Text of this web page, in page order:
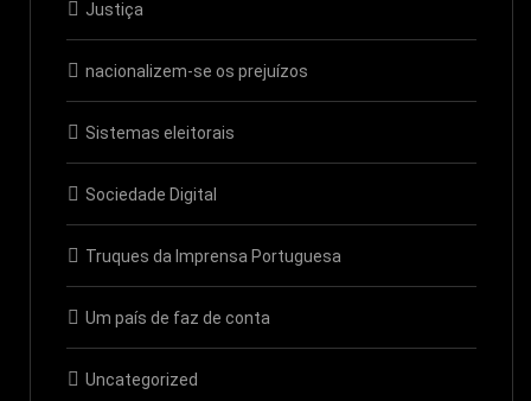
Justiça
nacionalizem-se os prejuízos
Sistemas eleitorais
Sociedade Digital
Truques da Imprensa Portuguesa
Um país de faz de conta
Uncategorized